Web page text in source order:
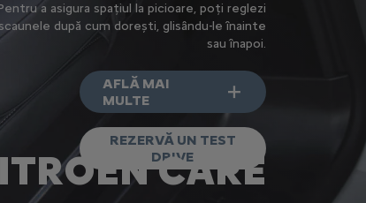
a asigura spațiul la picioare, poți reglezi
scaunele după cum dorești, glisându-le înainte
sau înapoi.
AFLĂ MAI
MULTE
REZERVĂ UN TEST
DRIVE
CARE